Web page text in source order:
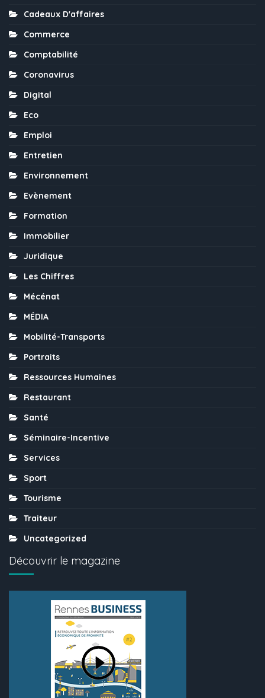
Cadeaux D'affaires
Commerce
Comptabilité
Coronavirus
Digital
Eco
Emploi
Entretien
Environnement
Evènement
Formation
Immobilier
Juridique
Les Chiffres
Mécénat
MÉDIA
Mobilité-Transports
Portraits
Ressources Humaines
Restaurant
Santé
Séminaire-Incentive
Services
Sport
Tourisme
Traiteur
Uncategorized
Découvrir le magazine